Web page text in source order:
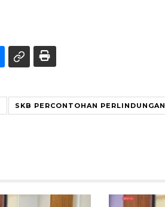
SKB PERCONTOHAN PERLINDUNGAN